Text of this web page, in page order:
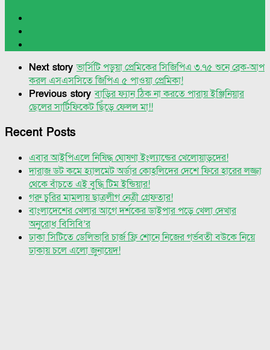
Next storyভার্সিটি পড়ুয়া প্রেমিকের সিজিপিএ ৩.৭৫ শুনে ব্রেক-আপ
করল এসএসসিতে জিপিএ ৫ পাওয়া প্রেমিকা!
Previous storyবাড়ির ফ্যান ঠিক না করতে পারায় ইঞ্জিনিয়ার
ছেলের সার্টিফিকেট ছিঁড়ে ফেলল মা!!
Recent Posts
এবার আইপিএলে নিষিদ্ধ ঘোষণা ইংল্যান্ডের খেলোয়াড়দের!
দারাজ ডট কমে হ্যালমেট অর্ডার কোহলিদের দেশে ফিরে হারের লজ্জা
থেকে বাঁচতে এই বুদ্ধি টিম ইন্ডিয়ার!
গরু চুরির মামলায় ছাত্রলীগ নেত্রী গ্রেফতার!
বাংলাদেশের খেলার আগে দর্শকের ডাইপার পড়ে খেলা দেখার
অনুরোধ বিসিবি’র
ঢাকা সিটিতে ডেলিভারি চার্জ ফ্রি শোনে নিজের গর্ভবতী বউকে নিয়ে
ঢাকায় চলে এলো জুনায়েদ!